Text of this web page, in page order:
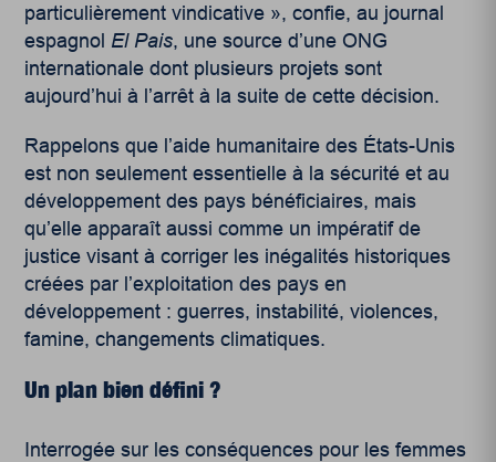
particulièrement vindicative », confie, au journal
espagnol El Pais, une source d’une ONG
internationale dont plusieurs projets sont
aujourd’hui à l’arrêt à la suite de cette décision.
Rappelons que l’aide humanitaire des États-Unis
est non seulement essentielle à la sécurité et au
développement des pays bénéficiaires, mais
qu’elle apparaît aussi comme un impératif de
justice visant à corriger les inégalités historiques
créées par l’exploitation des pays en
développement : guerres, instabilité, violences,
famine, changements climatiques.
Un plan bien défini ?
Interrogée sur les conséquences pour les femmes